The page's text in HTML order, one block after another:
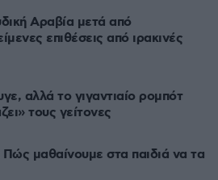
Αραβία μετά από
επιθέσεις από ιρακινές
αλλά το γιγαντιαίο ρομπότ
τους γείτονες
Πώς μαθαίνουμε στα παιδιά να τα